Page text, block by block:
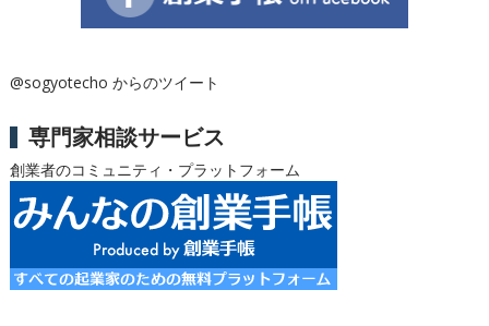
@sogyotecho からのツイート
専門家相談サービス
創業者のコミュニティ・プラットフォーム